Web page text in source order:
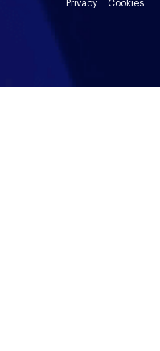
Privacy Cookies